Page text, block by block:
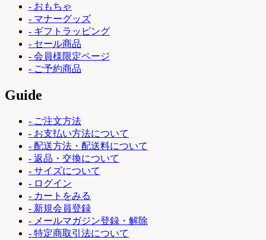
- おもちゃ
- マナーグッズ
- ギフトラッピング
- セール商品
- 会員様限定ページ
- ご予約商品
Guide
- ご注文方法
- お支払い方法について
- 配送方法・配送料について
- 返品・交換について
- サイズについて
- ログイン
- カートをみる
- 新規会員登録
- メールマガジン登録・解除
- 特定商取引法について